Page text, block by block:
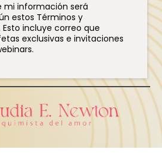
mi información será
estos Términos y
Esto incluye correo que
exclusivas e invitaciones